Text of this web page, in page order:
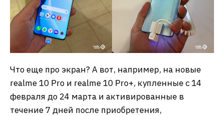
Что еще про экран? А вот, например, на новые
realme 10 Pro и realme 10 Pro+, купленные с 14
февраля до 24 марта и активированные в
течение 7 дней после приобретения,